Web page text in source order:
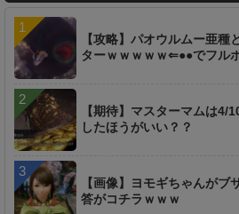
【攻略】パオウルムー亜種
ターｗｗｗｗｗ⇐●●でフル
【期待】マスターマムは4/
したほうがいい？？
【画像】ヨモギちゃんが
答がコチラｗｗｗ